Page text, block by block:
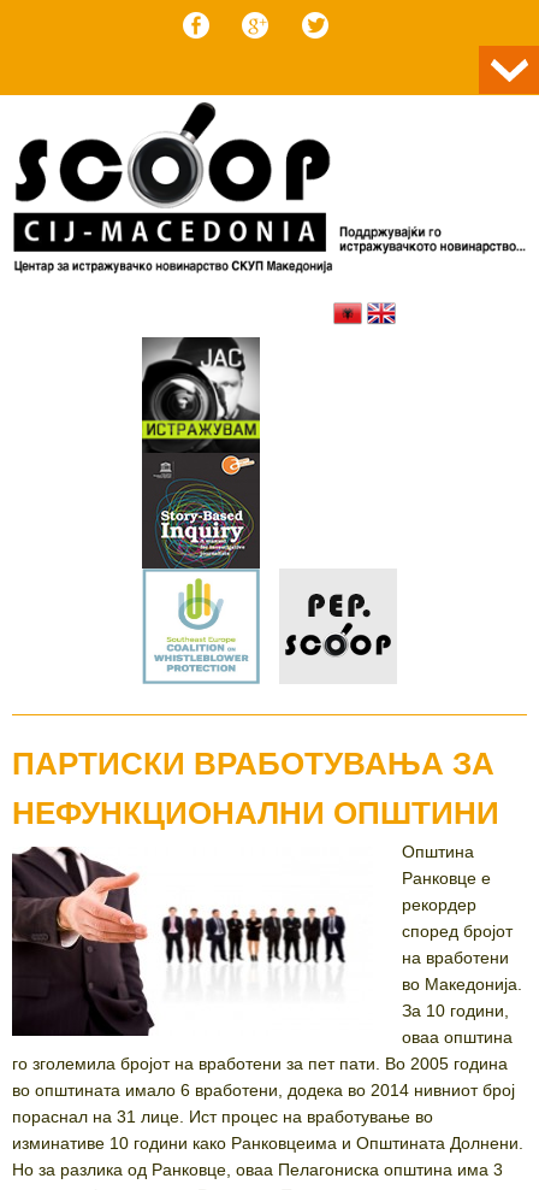
ПАРТИСКИ ВРАБОТУВАЊА ЗА
НЕФУНКЦИОНАЛНИ ОПШТИНИ
Општина
Ранковце е
рекордер
според бројот
на вработени
во Македонија.
За 10 години,
оваа општина
го зголемила бројот на вработени за пет пати. Во 2005 година
во општината имало 6 вработени, додека во 2014 нивниот број
пораснал на 31 лице. Ист процес на вработување во
изминативе 10 години како Ранковцеима и Општината Долнени.
Но за разлика од Ранковце, оваа Пелагониска општина има 3